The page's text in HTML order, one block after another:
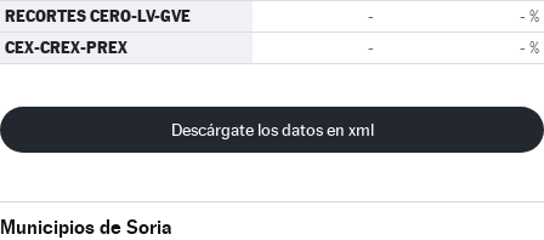
RECORTES CERO-LV-GVE - - %
CEX-CREX-PREX - - %
Descárgate los datos en xml
Municipios de Soria